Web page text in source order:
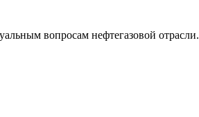
вопросам нефтегазовой отрасли.